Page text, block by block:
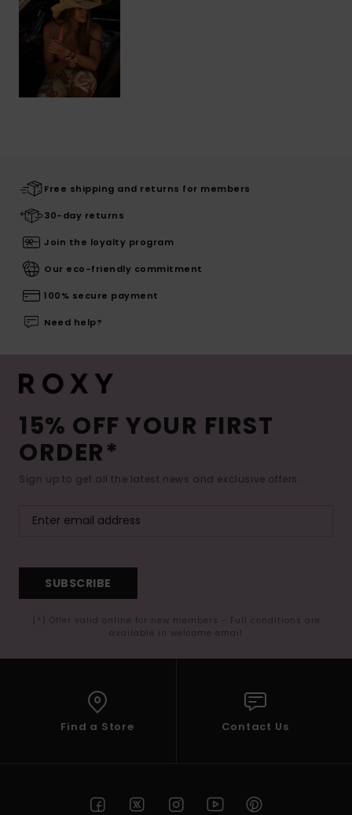
Free shipping and returns for members
30-day returns
Join the loyalty program
Our eco-friendly commitment
100% secure payment
Need help?
15% OFF YOUR FIRST
ORDER*
Sign up to get all the latest news and exclusive offers.
SUBSCRIBE
(*) Offer valid online for new members - Full conditions are
available in welcome email
Find a Store Contact Us